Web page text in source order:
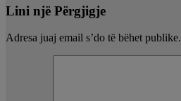
Lini një Përgjigje
Adresa juaj email s’do të bëhet publike.